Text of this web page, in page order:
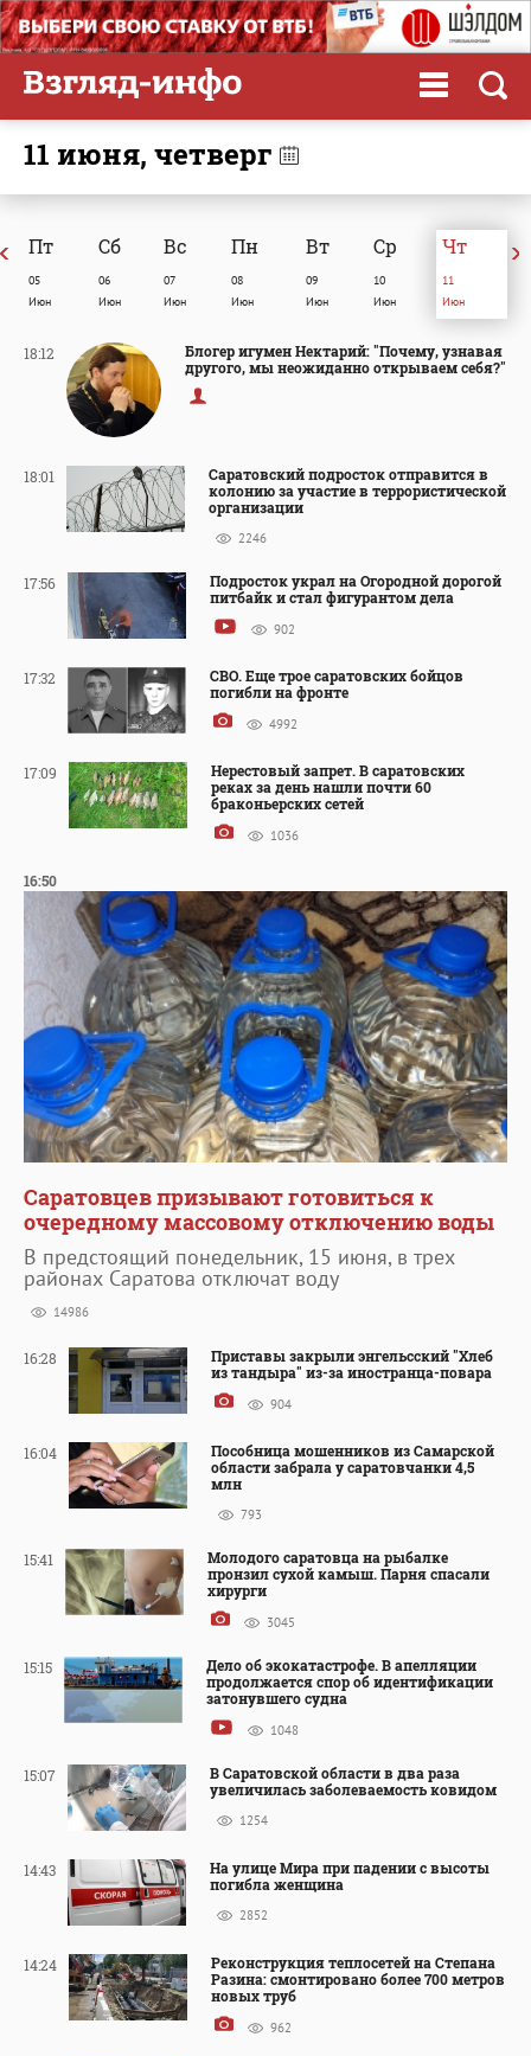
11 июня, четверг
Пт
05
Июн
Сб
06
Июн
Вc
07
Июн
Пн
08
Июн
Вт
09
Июн
Ср
10
Июн
Чт
11
Июн
18:12
Блогер игумен Нектарий: "Почему, узнавая
другого, мы неожиданно открываем себя?"
18:01
Саратовский подросток отправится в
колонию за участие в террористической
организации
2246
17:56
Подросток украл на Огородной дорогой
питбайк и стал фигурантом дела
902
17:32
СВО. Еще трое саратовских бойцов
погибли на фронте
4992
17:09
Нерестовый запрет. В саратовских
реках за день нашли почти 60
браконьерских сетей
1036
16:50
Саратовцев призывают готовиться к
очередному массовому отключению воды
В предстоящий понедельник, 15 июня, в трех
районах Саратова отключат воду
14986
16:28
Приставы закрыли энгельсский "Хлеб
из тандыра" из-за иностранца-повара
904
16:04
Пособница мошенников из Самарской
области забрала у саратовчанки 4,5
млн
793
15:41
Молодого саратовца на рыбалке
пронзил сухой камыш. Парня спасали
хирурги
3045
15:15
Дело об экокатастрофе. В апелляции
продолжается спор об идентификации
затонувшего судна
1048
15:07
В Саратовской области в два раза
увеличилась заболеваемость ковидом
1254
14:43
На улице Мира при падении с высоты
погибла женщина
2852
14:24
Реконструкция теплосетей на Степана
Разина: смонтировано более 700 метров
новых труб
962